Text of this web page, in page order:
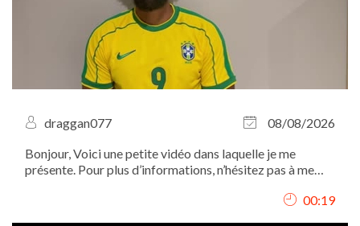
draggan077
08/08/2026
Bonjour, Voici une petite vidéo dans laquelle je me
présente. Pour plus d’informations, n’hésitez pas à me
00:19